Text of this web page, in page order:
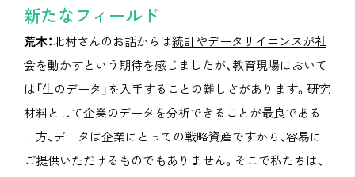
新たなフィールド
荒木：北村さんのお話からは統計やデータサイエンスが社
会を動かすという期待を感じましたが、教育現場において
は「生のデータ」を入手することの難しさがあります。研究
材料として企業のデータを分析できることが最良である
一方、データは企業にとっての戦略資産ですから、容易に
ご提供いただけるものでもありません。そこで私たちは、